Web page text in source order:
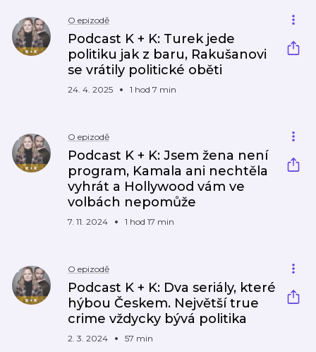
O epizodě
Podcast K + K: Turek jede
politiku jak z baru, Rakušanovi
se vrátily politické oběti
24. 4. 2025 1 hod 7 min
O epizodě
Podcast K + K: Jsem žena není
program, Kamala ani nechtěla
vyhrát a Hollywood vám ve
volbách nepomůže
7. 11. 2024 1 hod 17 min
O epizodě
Podcast K + K: Dva seriály, které
hýbou Českem. Největší true
crime vždycky bývá politika
2. 3. 2024 57 min